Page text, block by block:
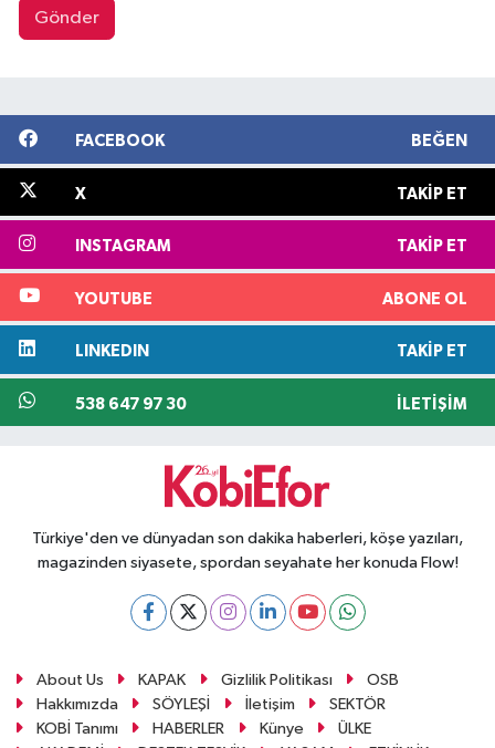
Gönder
FACEBOOK BEĞEN
X TAKIP ET
INSTAGRAM TAKIP ET
YOUTUBE ABONE OL
LINKEDIN TAKIP ET
538 647 97 30 İLETIŞIM
Türkiye'den ve dünyadan son dakika haberleri, köşe yazıları,
magazinden siyasete, spordan seyahate her konuda Flow!
About Us KAPAK Gizlilik Politikası
OSB
Hakkımızda
SÖYLEŞİ İletişim
SEKTÖR
KOBİ Tanımı
HABERLER Künye
ÜLKE